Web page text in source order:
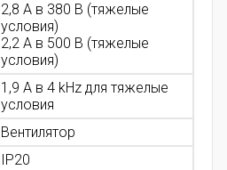
2,8 А в 380 В (тяжелые
условия)
2,2 А в 500 В (тяжелые
условия)
1,9 А в 4 kHz для тяжелые
условия
Вентилятор
IP20